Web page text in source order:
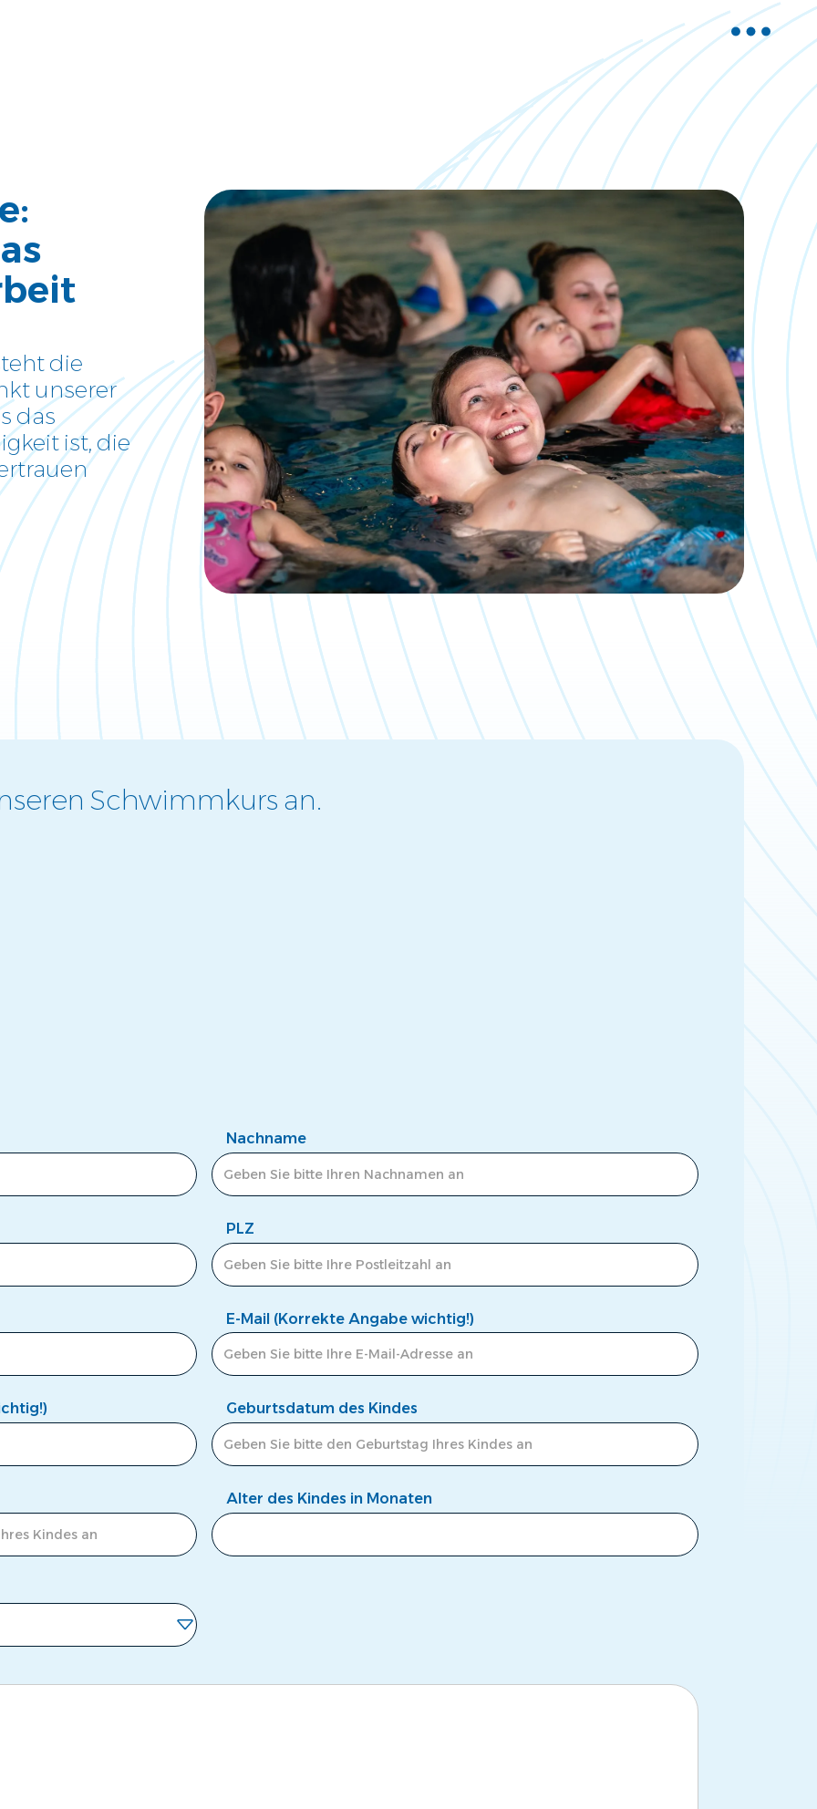
Tauche ein und lerne uns
Jobs
Eine neue Challenge gesucht?
Kontakt
Wir sind gerne für Dich da
Warum frühzeitige
Wassergewöhnung für
Kinder wichtig ist
Entdecke, wie frühe
Wassergewöhnung die
Entwicklung Deines Kindes
fördert und eine sichere Basis
Mehr lesen
So findest Du den
passenden Kurs für Dein
Kind
Finde den perfekten
Schwimmkurs für Dein Kind –
abgestimmt auf Alter,
Fähigkeiten und individuelle
Bedürfnisse.
Mehr lesen
Zum Newscenter >
die
unserer
das
ist, die
Schwimmkurs an.
Nachname
PLZ
E-Mail (Korrekte Angabe wichtig!)
Geburtsdatum des Kindes
Alter des Kindes in Monaten